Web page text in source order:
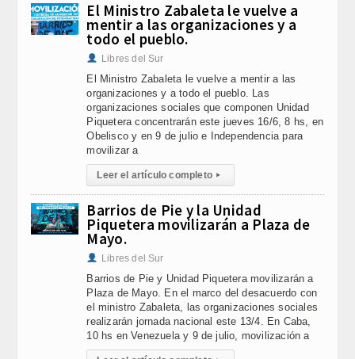
El Ministro Zabaleta le vuelve a
mentir a las organizaciones y a
todo el pueblo.
Libres del Sur
El Ministro Zabaleta le vuelve a mentir a las
organizaciones y a todo el pueblo. Las
organizaciones sociales que componen Unidad
Piquetera concentrarán este jueves 16/6, 8 hs, en
Obelisco y en 9 de julio e Independencia para
movilizar a
Leer el artículo completo ▸
Barrios de Pie y la Unidad
Piquetera movilizarán a Plaza de
Mayo.
Libres del Sur
Barrios de Pie y Unidad Piquetera movilizarán a
Plaza de Mayo. En el marco del desacuerdo con
el ministro Zabaleta, las organizaciones sociales
realizarán jornada nacional este 13/4. En Caba,
10 hs en Venezuela y 9 de julio, movilización a